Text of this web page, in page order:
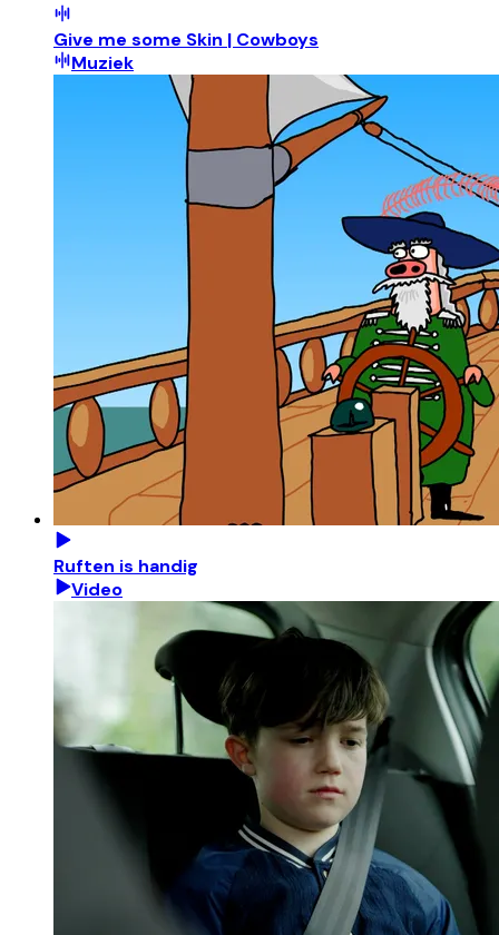
Give me some Skin | Cowboys
Muziek
Ruften is handig
Video